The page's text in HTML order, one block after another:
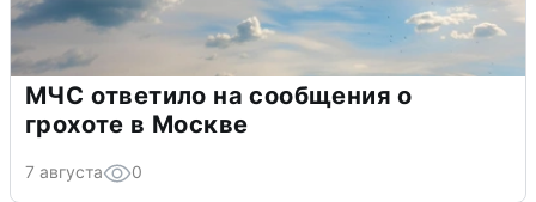
МЧС ответило на сообщения о
грохоте в Москве
7 августа 0